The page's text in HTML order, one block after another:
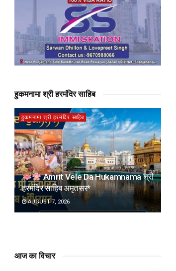
हुकमनामा श्री हरमंदिर साहिब
हुकमनामा श्री हरमंदिर साहिब
Amrit Vele Da Hukamnama श्री
हरमंदिर साहिब अमृतसर*
AUGUST 7, 2026
आज का विचार